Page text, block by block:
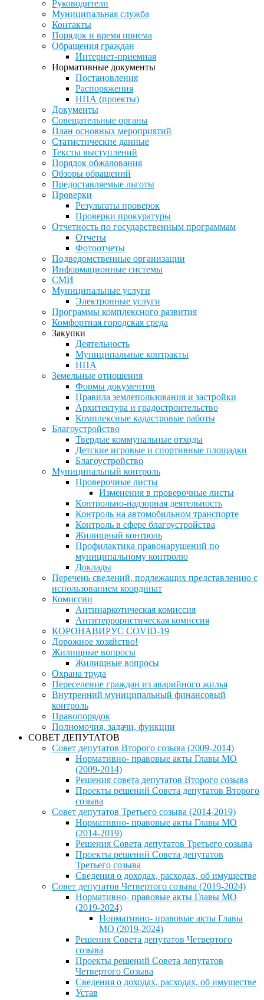
Руководители
Муниципальная служба
Контакты
Порядок и время приема
Обращения граждан
Интернет-приемная
Нормативные документы
Постановления
Распоряжения
НПА (проекты)
Документы
Совещательные органы
План основных мероприятий
Статистические данные
Тексты выступлений
Порядок обжалования
Обзоры обращений
Предоставляемые льготы
Проверки
Результаты проверок
Проверки прокуратуры
Отчетность по государственным программам
Отчеты
Фотоотчеты
Подведомственные организации
Информационные системы
СМИ
Муниципальные услуги
Электронные услуги
Программы комплексного развития
Комфортная городская среда
Закупки
Деятельность
Муниципальные контракты
НПА
Земельные отношения
Формы документов
Правила землепользования и застройки
Архитектура и градостроительство
Комплексные кадастровые работы
Благоустройство
Твердые коммунальные отходы
Детские игровые и спортивные площадки
Благоустройство
Муниципальный контроль
Проверочные листы
Изменения в проверочные листы
Контрольно-надзорная деятельность
Контроль на автомобильном транспорте
Контроль в сфере благоустройства
Жилищный контроль
Профилактика правонарушений по
муниципальному контролю
Доклады
Перечень сведений, подлежащих представлению с
использованием координат
Комиссии
Антинаркотическая комиссия
Антитеррористическая комиссия
КОРОНАВИРУС COVID-19
Дорожное хозяйство!
Жилищные вопросы
Жилищные вопросы
Охрана труда
Переселение граждан из аварийного жилья
Внутренний муниципальный финансовый
контроль
Правопорядок
Полномочия, задачи, функции
СОВЕТ ДЕПУТАТОВ
Совет депутатов Второго созыва (2009-2014)
Нормативно- правовые акты Главы МО
(2009-2014)
Решения совета депутатов Второго созыва
Проекты решений Совета депутатов Второго
созыва
Совет депутатов Третьего созыва (2014-2019)
Нормативно- правовые акты Главы МО
(2014-2019)
Решения Совета депутатов Третьего созыва
Проекты решений Совета депутатов
Третьего созыва
Сведения о доходах, расходах, об имуществе
Совет депутатов Четвертого созыва (2019-2024)
Нормативно- правовые акты Главы МО
(2019-2024)
Нормативно- правовые акты Главы
МО (2019-2024)
Решения Совета депутатов Четвертого
созыва
Проекты решений Совета депутатов
Четвертого Созыва
Сведения о доходах, расходах, об имуществе
Устав